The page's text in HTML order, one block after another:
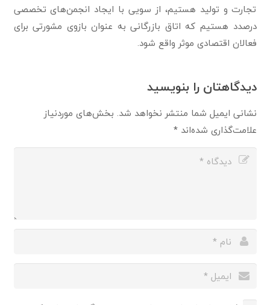
تجارت و تولید هستیم، از سویی با ایجاد انجمن‌های تخصصی
درصدد هستیم که اتاق بازرگانی به عنوان بازوی مشورتی برای
فعالان اقتصادی موثر واقع شود.
دیدگاهتان را بنویسید
نشانی ایمیل شما منتشر نخواهد شد. بخش‌های موردنیاز
علامت‌گذاری شده‌اند*